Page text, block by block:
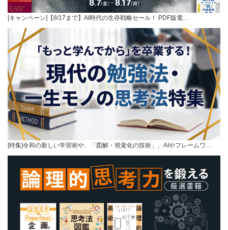
[キャンペーン]【8/17まで】AI時代の生存戦略セール！ PDF版電…
[特集]令和の新しい学習術や、「図解・視覚化の技術」、AIやフレームワ…